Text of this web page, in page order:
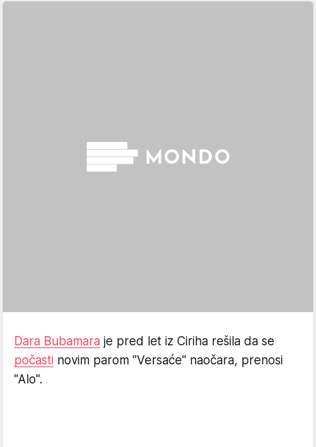
Dara Bubamara je pred let iz Ciriha rešila da se
počasti novim parom "Versaće" naočara, prenosi
"Alo".